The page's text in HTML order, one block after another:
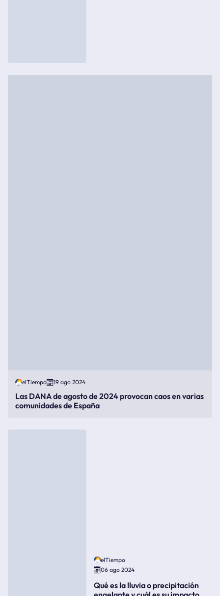
elTiempo 19 ago 2024
Las DANA de agosto de 2024 provocan caos en varias
comunidades de España
elTiempo
06 ago 2024
Qué es la lluvia o precipitación